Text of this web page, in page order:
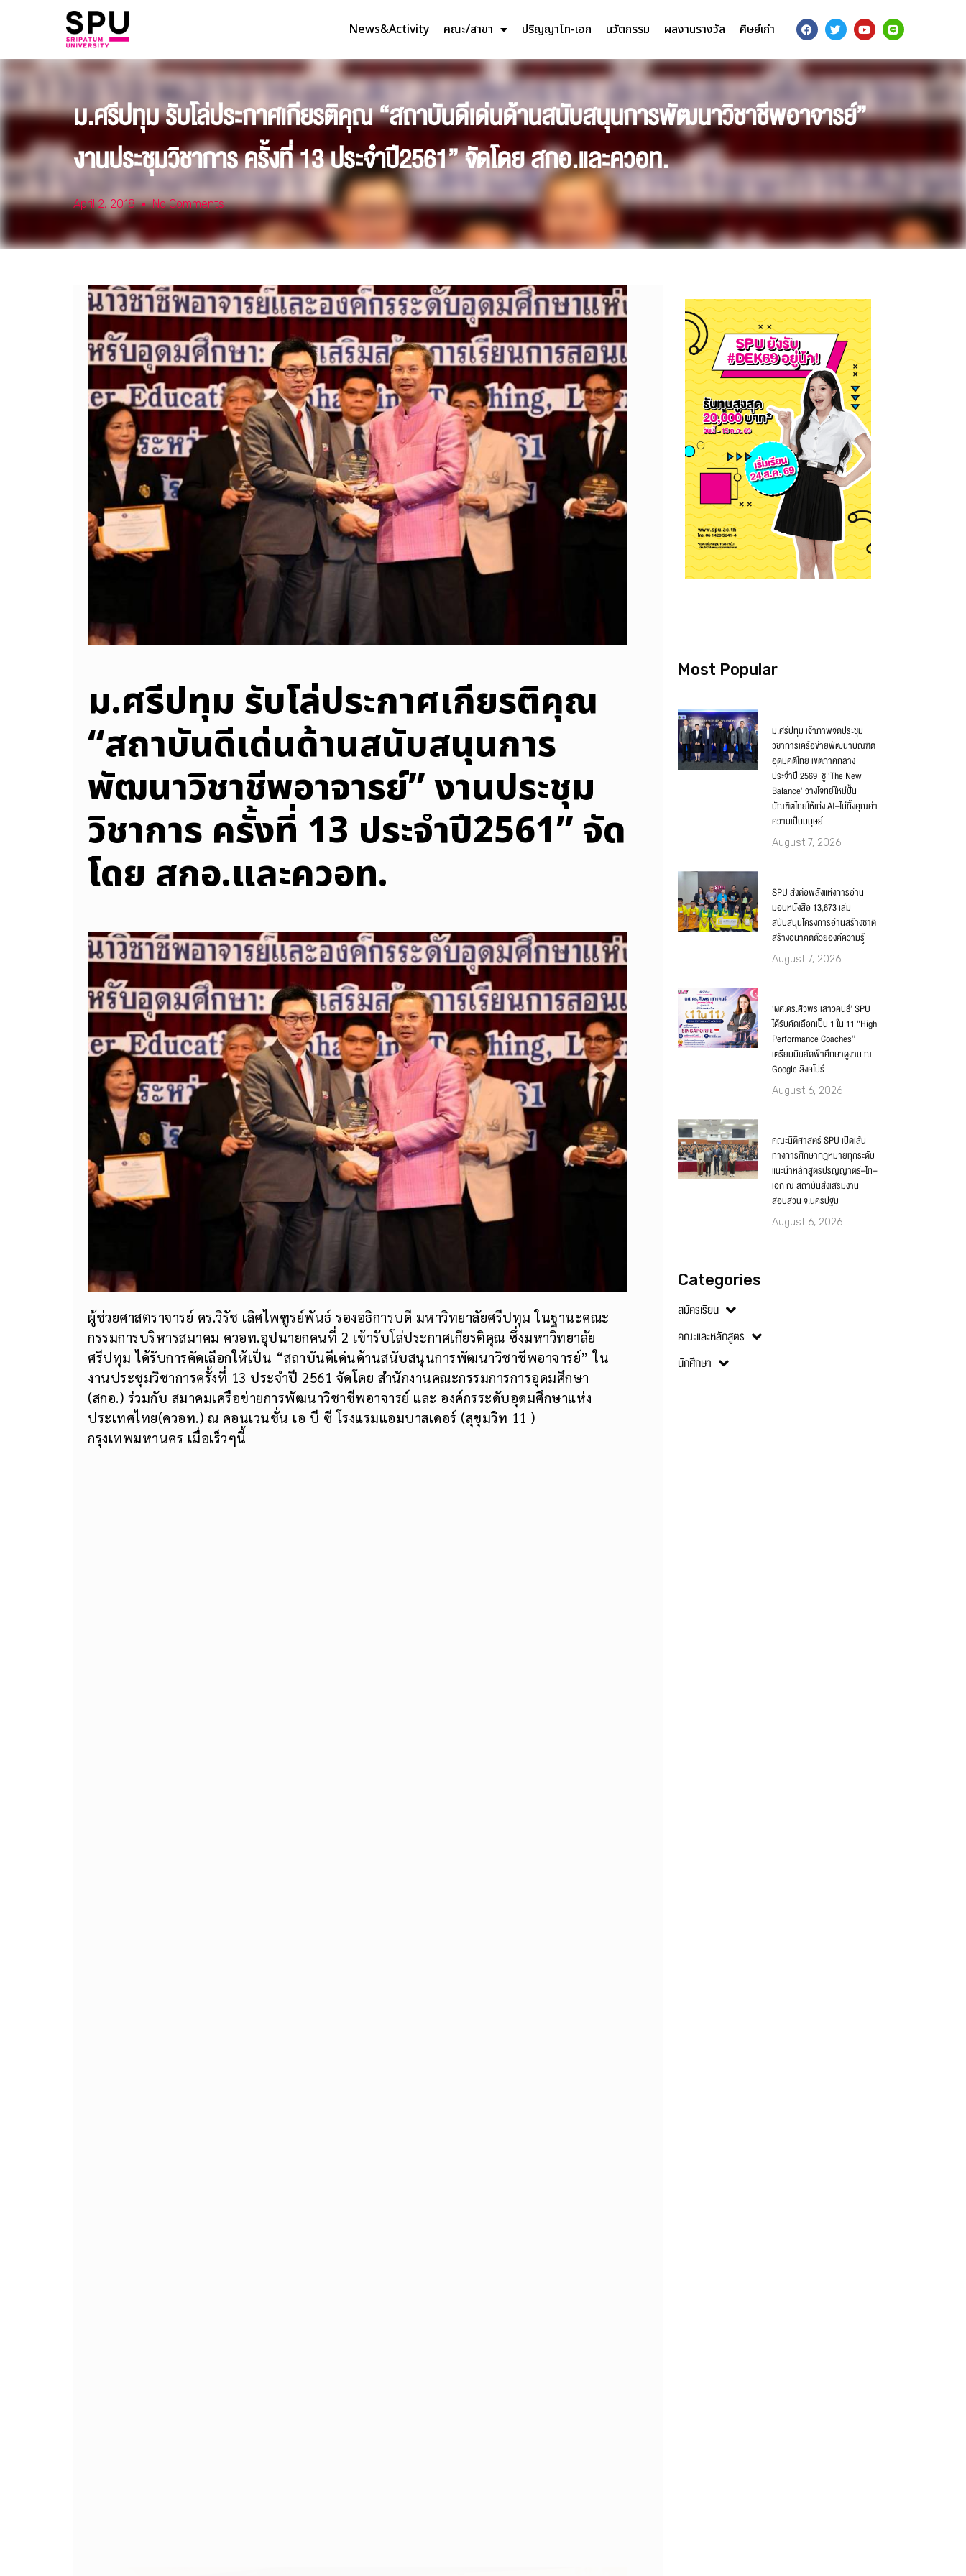
News&Activity คณะ/สาขา ปริญญาโท-เอก นวัตกรรม ผลงานรางวัล ศิษย์เก่า
ม.ศรีปทุม รับโล่ประกาศเกียรติคุณ “สถาบันดีเด่นด้านสนับสนุนการพัฒนาวิชาชีพอาจารย์”
งานประชุมวิชาการ ครั้งที่ 13 ประจำปี2561” จัดโดย สกอ.และควอท.
April 2, 2018 No Comments
ม.ศรีปทุม รับโล่ประกาศเกียรติคุณ
“สถาบันดีเด่นด้านสนับสนุนการ
พัฒนาวิชาชีพอาจารย์” งานประชุม
วิชาการ ครั้งที่ 13 ประจำปี2561” จัด
โดย สกอ.และควอท.
ผู้ช่วยศาสตราจารย์ ดร.วิรัช เลิศไพฑูรย์พันธ์ รองอธิการบดี มหาวิทยาลัยศรีปทุม ในฐานะคณะ
กรรมการบริหารสมาคม ควอท.อุปนายกคนที่ 2 เข้ารับโล่ประกาศเกียรติคุณ ซึ่งมหาวิทยาลัย
ศรีปทุม ได้รับการคัดเลือกให้เป็น “สถาบันดีเด่นด้านสนับสนุนการพัฒนาวิชาชีพอาจารย์” ใน
งานประชุมวิชาการครั้งที่ 13 ประจำปี 2561 จัดโดย สำนักงานคณะกรรมการการอุดมศึกษา
(สกอ.) ร่วมกับ สมาคมเครือข่ายการพัฒนาวิชาชีพอาจารย์ และ องค์กรระดับอุดมศึกษาแห่ง
ประเทศไทย(ควอท.) ณ คอนเวนชั่น เอ บี ซี โรงแรมแอมบาสเดอร์ (สุขุมวิท 11 )
กรุงเทพมหานคร เมื่อเร็วๆนี้
Most Popular
ม.ศรีปทุม เจ้าภาพจัดประชุม
วิชาการเครือข่ายพัฒนาบัณฑิต
อุดมคติไทย เขตภาคกลาง
ประจำปี 2569 ชู ‘The New
Balance’ วางโจทย์ใหม่ปั้น
บัณฑิตไทยให้เก่ง AI–ไม่ทิ้งคุณค่า
ความเป็นมนุษย์
August 7, 2026
SPU ส่งต่อพลังแห่งการอ่าน
มอบหนังสือ 13,673 เล่ม
สนับสนุนโครงการอ่านสร้างชาติ
สร้างอนาคตด้วยองค์ความรู้
August 7, 2026
‘ผศ.ดร.ศิวพร เสาวคนธ์’ SPU
ได้รับคัดเลือกเป็น 1 ใน 11 “High
Performance Coaches”
เตรียมบินลัดฟ้าศึกษาดูงาน ณ
Google สิงคโปร์
August 6, 2026
คณะนิติศาสตร์ SPU เปิดเส้น
ทางการศึกษากฎหมายทุกระดับ
แนะนำหลักสูตรปริญญาตรี–โท–
เอก ณ สถาบันส่งเสริมงาน
สอบสวน จ.นครปฐม
August 6, 2026
Categories
สมัครเรียน
คณะและหลักสูตร
นักศึกษา